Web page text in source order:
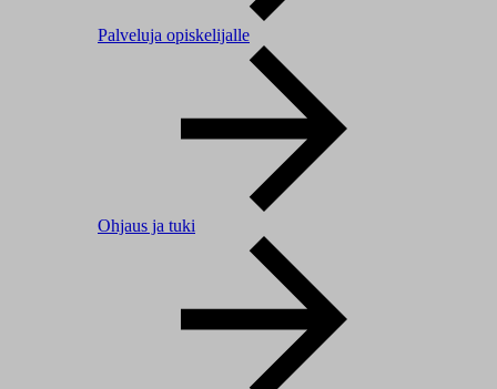
Palveluja opiskelijalle
Ohjaus ja tuki